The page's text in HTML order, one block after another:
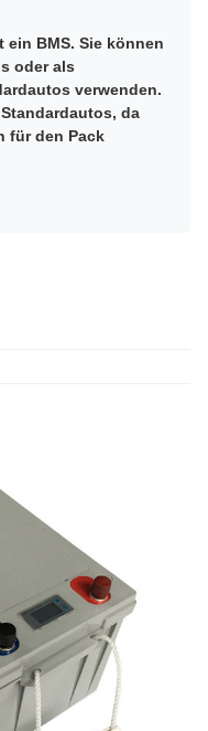
BMS. Sie können
oder als
verwenden.
da
für den Pack